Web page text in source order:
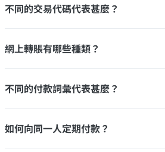
不同的交易代碼代表甚麼？
網上轉賬有哪些種類？
不同的付款詞彙代表甚麼？
如何向同一人定期付款？